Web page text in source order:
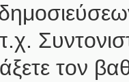
τον